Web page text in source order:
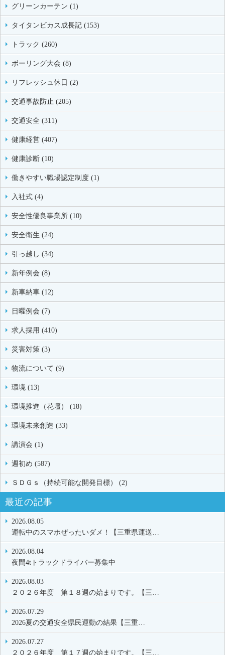
グリーンカーテン (1)
タイタンビカス成長記 (153)
トラック (260)
ボーリング大会 (8)
リフレッシュ休日 (2)
交通事故防止 (205)
交通安全 (311)
健康経営 (407)
健康診断 (10)
働きやすい職場認定制度 (1)
入社式 (4)
安全性優良事業所 (10)
安全衛生 (24)
引っ越し (34)
新年例会 (8)
新車納車 (12)
日曜例会 (7)
求人採用 (410)
災害対策 (3)
物流について (9)
環境 (13)
環境推進（花壇） (18)
環境未来創造 (33)
講演会 (1)
週初め (587)
ＳＤＧｓ（持続可能な開発目標） (2)
最近の記事
2026.08.05
運転中のスマホぜったいダメ！【三重県運送…
2026.08.04
夜間4tトラックドライバー募集中
2026.08.03
２０２６年度 第１８週の始まりです。【三…
2026.07.29
2026夏の交通安全県民運動の結果【三重…
2026.07.27
２０２６年度 第１７週の始まりです。【三…